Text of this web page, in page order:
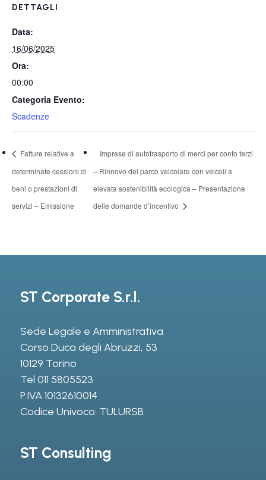
DETTAGLI
Data:
16/06/2025
Ora:
00:00
Categoria Evento:
Scadenze
Fatture relative a
determinate cessioni di
beni o prestazioni di
servizi – Emissione
Imprese di autotrasporto di merci per conto terzi
– Rinnovo del parco veicolare con veicoli a
elevata sostenibilità ecologica – Presentazione
delle domande d’incentivo
ST Corporate S.r.l.
Sede Legale e Amministrativa
Corso Duca degli Abruzzi, 53
10129 Torino
Tel 011 5805523
P.IVA 10132610014
Codice Univoco: TULURSB
ST Consulting